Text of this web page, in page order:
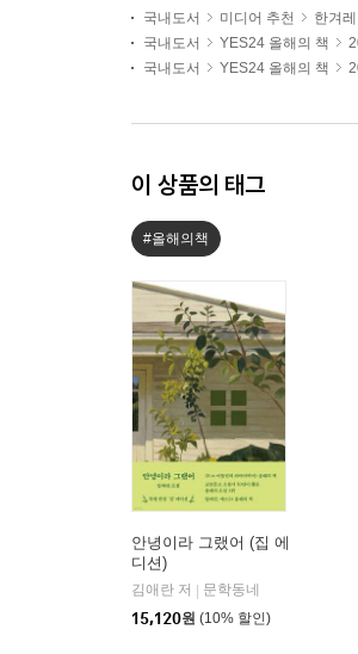
국내도서 미디어 추천
한겨레
국내도서
YES24 올해의 책
국내도서
YES24 올해의 책
이 상품의 태그
#올해의책
안녕이라 그랬어 (집 에
디션)
김애란 저
문학동네
15,120원 (10% 할인)